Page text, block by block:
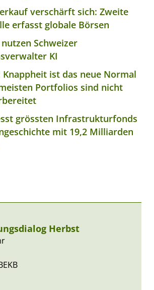
verschärft sich: Zweite
erfasst globale Börsen
Schweizer
KI
Knappheit ist das neue Normal
Portfolios sind nicht
grössten Infrastrukturfonds
mit 19,2 Milliarden
Herbst